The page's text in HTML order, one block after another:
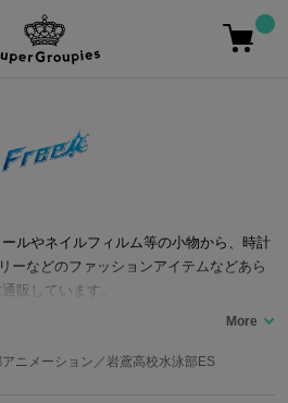
ルやネイルフィルム等の小物から、時計
ーなどのファッションアイテムなどあら
販しています。
ニメーション／岩鳶高校水泳部ES